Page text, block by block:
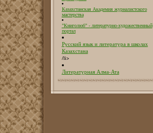
Казахстанская Академия журналистского
мастерства
"Книголюб" - литературно-художественный
портал
Русский язык и литература в школах
Казахстана
/li>
Литературная Алма-Ата